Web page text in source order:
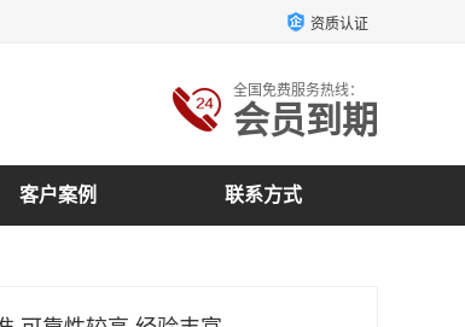
资质认证
全国免费服务热线：
会员到期
客户案例 联系方式